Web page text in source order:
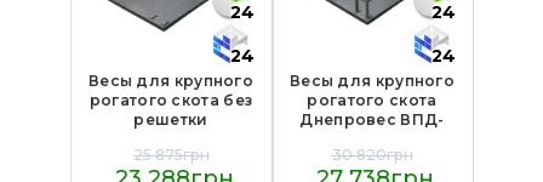
24
24
Весы для крупного
рогатого скота без
решетки
ВПД-1520-СК 3т
25 875грн
24
24
Весы для крупного
рогатого скота
Днепровес ВПД-
30 820грн